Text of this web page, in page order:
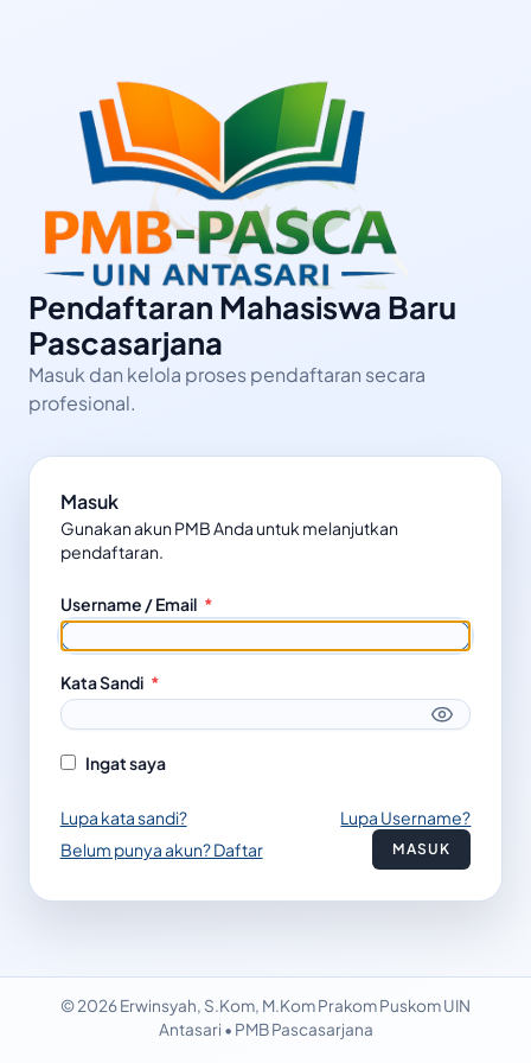
Pendaftaran Mahasiswa Baru
Pascasarjana
Masuk dan kelola proses pendaftaran secara
profesional.
Masuk
Gunakan akun PMB Anda untuk melanjutkan
pendaftaran.
Username / Email *
Kata Sandi *
Ingat saya
Lupa kata sandi?
Lupa Username?
Belum punya akun? Daftar
MASUK
© 2026 Erwinsyah, S.Kom, M.Kom Prakom Puskom UIN
Antasari • PMB Pascasarjana